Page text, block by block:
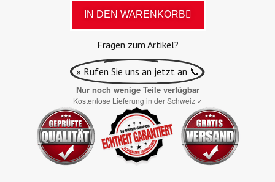
IN DEN WARENKORB
Fragen zum Artikel?
» Rufen Sie uns an jetzt an 📞
Nur noch wenige Teile verfügbar
Kostenlose Lieferung in der Schweiz ✓